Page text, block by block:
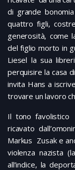
di grande
quattro figli,
generosità, come
del figlio morto in
Liesel la sua
perquisire la casa
invita Hans a
trovare un lavoro
Il tono
ricavato
Markus Zusak e
violenza nazista
all’indice, la